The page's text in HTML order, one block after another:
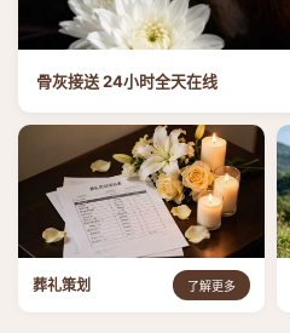
骨灰接送 24小时全天在线
葬礼策划 了解更多